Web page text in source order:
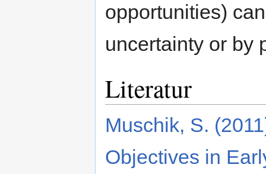
opportunities)
uncertainty or by
Literatur
Muschik, S.
Objectives in